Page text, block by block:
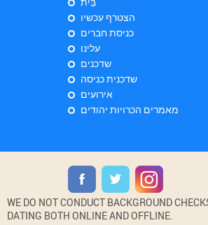
הצטרף עכשיו
כניסת חברים
עלינו
שדכנים
שדכנית כניסה
אירועים
מאמרים הכרויות יהודים
WE DO NOT CONDUCT BACKGROUND
DATING BOTH ONLINE AND OFFLINE.